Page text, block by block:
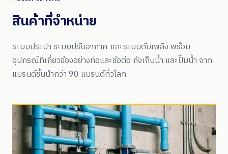
สินค้าที่จำหน่าย
ระบบประปา ระบบปรับอากาศ และระบบดับเพลิง พร้อม
อุปกรณ์ที่เกี่ยวข้องอย่างท่อและข้อต่อ ถังเก็บน้ำ และปั๊มน้ำ จาก
แบรนด์ชั้นนำกว่า 90 แบรนด์ทั่วโลก